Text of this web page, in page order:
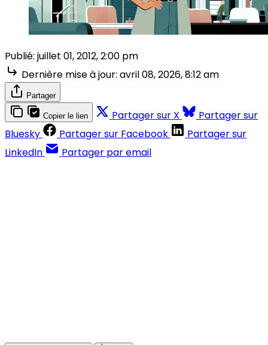
Publié: juillet 01, 2012, 2:00 pm
Dernière mise à jour: avril 08, 2026, 8:12 am
Partager
Copier le lien Partager sur X
Partager sur
Bluesky
Partager sur Facebook
Partager sur
LinkedIn
Partager par email